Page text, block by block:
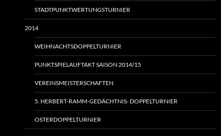
STADTPUNKTWERTUNGSTURNIER
2014
WEIHNACHTSDOPPELTURNIER
PUNKTSPIELAUFTAKT SAISON 2014/15
VEREINSMEISTERSCHAFTEN
5. HERBERT-RAMM-GEDÄCHTNIS- DOPPELTURNIER
OSTERDOPPELTURNIER